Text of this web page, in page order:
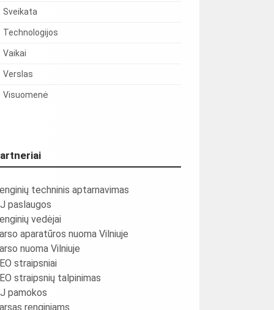
Sveikata
Technologijos
Vaikai
Verslas
Visuomenė
techninis aptarnavimas
paslaugos
vedėjai
aparatūros nuoma Vilniuje
nuoma Vilniuje
straipsniai
straipsnių talpinimas
pamokos
renginiams